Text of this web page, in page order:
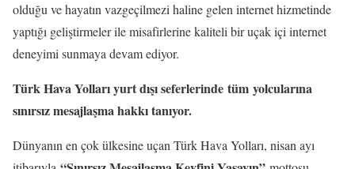
olduğu ve hayatın vazgeçilmezi haline gelen internet hizmetinde
yaptığı geliştirmeler ile misafirlerine kaliteli bir uçak içi internet
deneyimi sunmaya devam ediyor.
Türk Hava Yolları yurt dışı seferlerinde tüm yolcularına
sınırsız mesajlaşma hakkı tanıyor.
Dünyanın en çok ülkesine uçan Türk Hava Yolları, nisan ayı